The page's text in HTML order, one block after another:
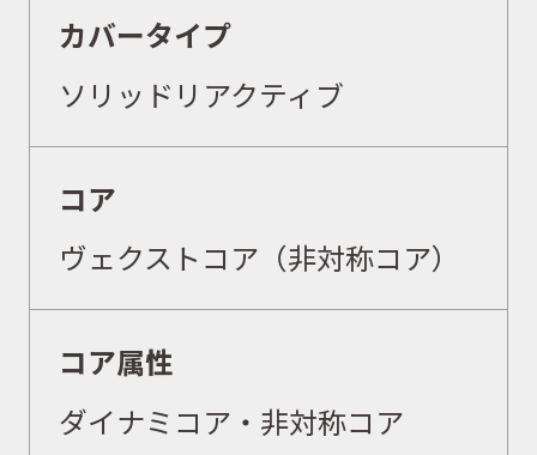
カバータイプ
ソリッドリアクティブ
コア
ヴェクストコア（非対称コア）
コア属性
ダイナミコア・非対称コア